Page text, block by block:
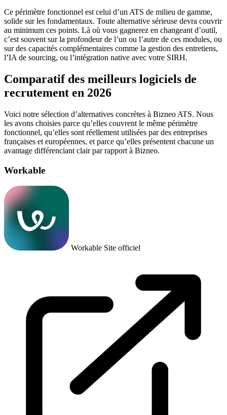
Ce périmètre fonctionnel est celui d’un ATS de milieu de gamme,
solide sur les fondamentaux. Toute alternative sérieuse devra couvrir
au minimum ces points. Là où vous gagnerez en changeant d’outil,
c’est souvent sur la profondeur de l’un ou l’autre de ces modules, ou
sur des capacités complémentaires comme la gestion des entretiens,
l’IA de sourcing, ou l’intégration native avec votre SIRH.
Comparatif des meilleurs logiciels de
recrutement en 2026
Voici notre sélection d’alternatives concrètes à Bizneo ATS. Nous
les avons choisies parce qu’elles couvrent le même périmètre
fonctionnel, qu’elles sont réellement utilisées par des entreprises
françaises et européennes, et parce qu’elles présentent chacune un
avantage différenciant clair par rapport à Bizneo.
Workable
Workable Site officiel